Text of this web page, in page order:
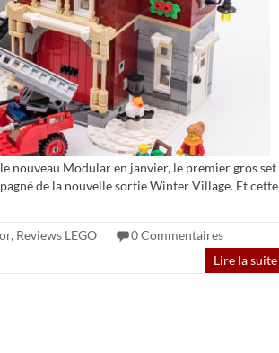
nouveau Modular en janvier, le premier gros set
de la nouvelle sortie Winter Village. Et cette
, Reviews LEGO
0 Commentaires
Lire la suite